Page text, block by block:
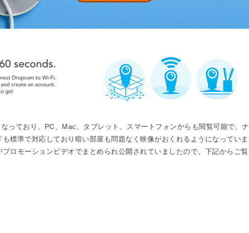
っており、PC、Mac、タブレット、スマートフォンからも閲覧可能で、ナ
も標準で対応しており暗い部屋も問題なく映像がおくれるようになっていま
ロモーションビデオでまとめられ公開されていましたので、下記からご覧